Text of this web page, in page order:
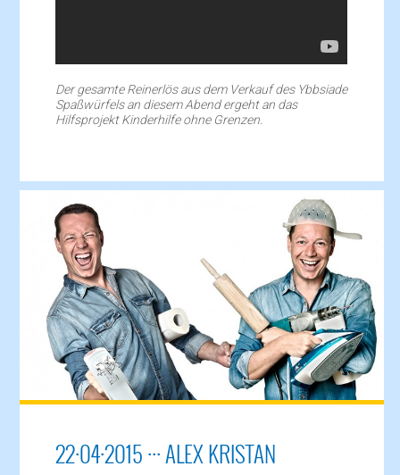
Der gesamte Reinerlös aus dem Verkauf des Ybbsiade
Spaßwürfels an diesem Abend ergeht an das
Hilfsprojekt Kinderhilfe ohne Grenzen.
22·04·2015 ··· ALEX KRISTAN